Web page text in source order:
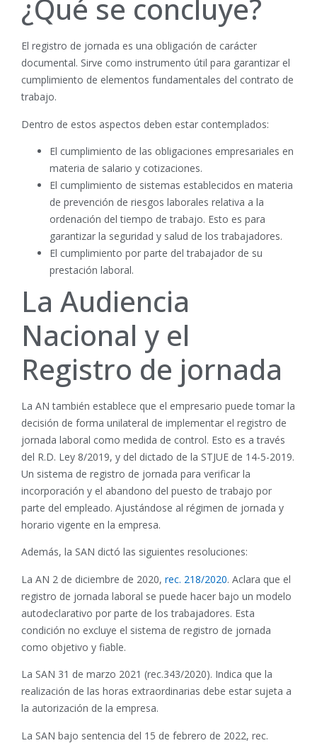
¿Qué se concluye?
El registro de jornada es una obligación de carácter
documental. Sirve como instrumento útil para garantizar el
cumplimiento de elementos fundamentales del contrato de
trabajo.
Dentro de estos aspectos deben estar contemplados:
El cumplimiento de las obligaciones empresariales en
materia de salario y cotizaciones.
El cumplimiento de sistemas establecidos en materia
de prevención de riesgos laborales relativa a la
ordenación del tiempo de trabajo. Esto es para
garantizar la seguridad y salud de los trabajadores.
El cumplimiento por parte del trabajador de su
prestación laboral.
La Audiencia
Nacional y el
Registro de jornada
La AN también establece que el empresario puede tomar la
decisión de forma unilateral de implementar el registro de
jornada laboral como medida de control. Esto es a través
del R.D. Ley 8/2019, y del dictado de la STJUE de 14-5-2019.
Un sistema de registro de jornada para verificar la
incorporación y el abandono del puesto de trabajo por
parte del empleado. Ajustándose al régimen de jornada y
horario vigente en la empresa.
Además, la SAN dictó las siguientes resoluciones:
La AN 2 de diciembre de 2020, rec. 218/2020. Aclara que el
registro de jornada laboral se puede hacer bajo un modelo
autodeclarativo por parte de los trabajadores. Esta
condición no excluye el sistema de registro de jornada
como objetivo y fiable.
La SAN 31 de marzo 2021 (rec.343/2020). Indica que la
realización de las horas extraordinarias debe estar sujeta a
la autorización de la empresa.
La SAN bajo sentencia del 15 de febrero de 2022, rec.